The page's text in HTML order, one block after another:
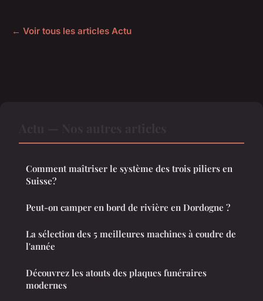
← Voir tous les articles Actu
Comment maîtriser le système des trois piliers en
Suisse?
Peut-on camper en bord de rivière en Dordogne ?
La sélection des 5 meilleures machines à coudre de
l'année
Découvrez les atouts des plaques funéraires
modernes